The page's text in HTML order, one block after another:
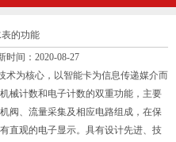
的功能
时间：2020-08-27
术为核心，以智能卡为信息传递媒介而
械计数和电子计数的双重功能，主要
阀、流量采集及相应电路组成，在保
直观的电子显示。具有设计先进、技